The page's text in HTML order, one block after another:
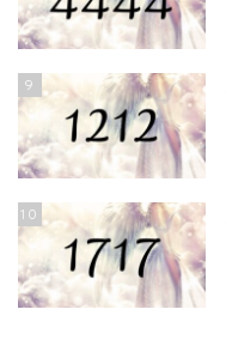
9
10